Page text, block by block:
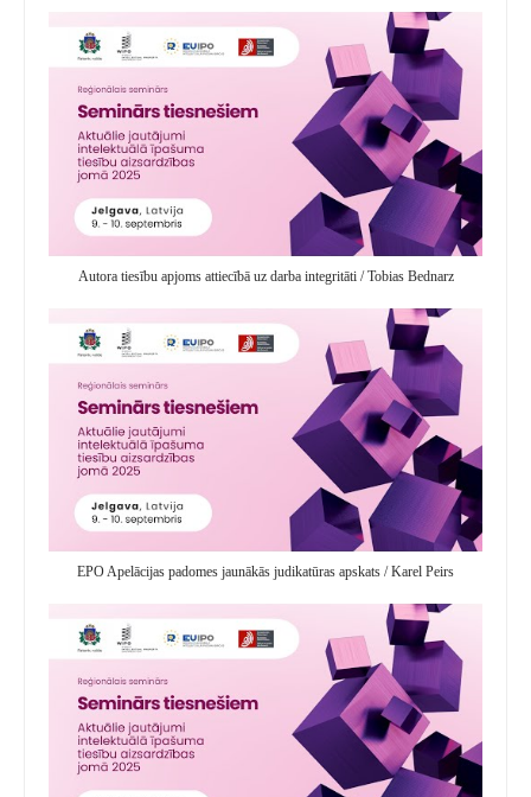
Autora tiesību apjoms attiecībā uz darba integritāti / Tobias Bednarz
EPO Apelācijas padomes jaunākās judikatūras apskats / Karel Peirs